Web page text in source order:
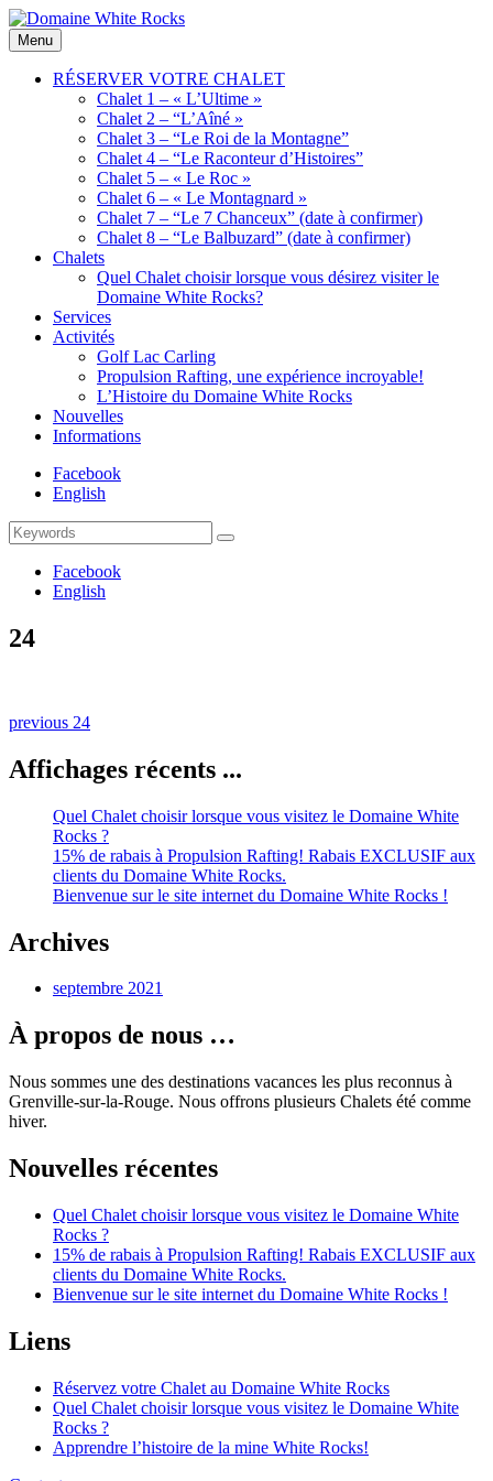
Skip
to
content
Domaine
White
Location
de
Chalets
Menu
RÉSERVER VOTRE CHALET
Chalet 1 – « L’Ultime »
Chalet 2 – “L’Aîné »
Chalet 3 – “Le Roi de la Montagne”
Chalet 4 – “Le Raconteur d’Histoires”
Chalet 5 – « Le Roc »
Chalet 6 – « Le Montagnard »
Chalet 7 – “Le 7 Chanceux” (date à confirmer)
Chalet 8 – “Le Balbuzard” (date à confirmer)
Chalets
Quel Chalet choisir lorsque vous désirez visiter le
Domaine White Rocks?
Services
Activités
Golf Lac Carling
Propulsion Rafting, une expérience incroyable!
L’Histoire du Domaine White Rocks
Nouvelles
Informations
Facebook
English
Search
for:
Search
Facebook
English
24
Naviguation
dans
les
publications
previous Previous
24
Affichages récents ...
Quel Chalet choisir lorsque vous visitez le Domaine White
Rocks ?
15% de rabais à Propulsion Rafting! Rabais EXCLUSIF aux
clients du Domaine White Rocks.
Bienvenue sur le site internet du Domaine White Rocks !
Archives
septembre 2021
À propos de nous …
Nous sommes une des destinations vacances les plus reconnus à
Grenville-sur-la-Rouge. Nous offrons plusieurs Chalets été comme
hiver.
Nouvelles récentes
Quel Chalet choisir lorsque vous visitez le Domaine White
Rocks ?
15% de rabais à Propulsion Rafting! Rabais EXCLUSIF aux
clients du Domaine White Rocks.
Bienvenue sur le site internet du Domaine White Rocks !
Liens
Réservez votre Chalet au Domaine White Rocks
Quel Chalet choisir lorsque vous visitez le Domaine White
Rocks ?
Apprendre l’histoire de la mine White Rocks!